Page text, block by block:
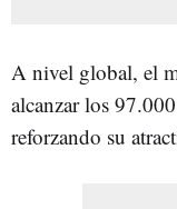
A nivel global, el
alcanzar los
reforzando su